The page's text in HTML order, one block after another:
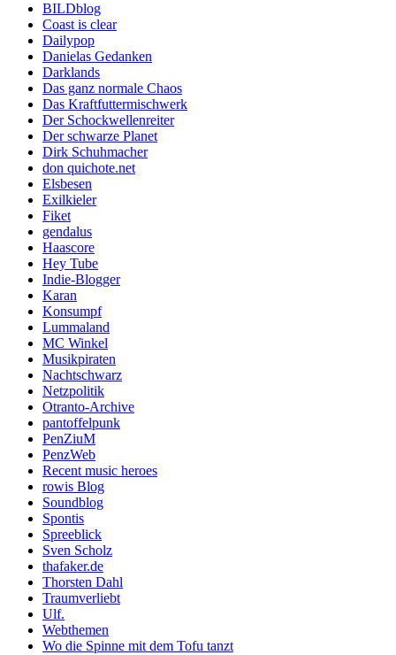
BILDblog
Coast is clear
Dailypop
Danielas Gedanken
Darklands
Das ganz normale Chaos
Das Kraftfuttermischwerk
Der Schockwellenreiter
Der schwarze Planet
Dirk Schuhmacher
don quichote.net
Elsbesen
Exilkieler
Fiket
gendalus
Haascore
Hey Tube
Indie-Blogger
Karan
Konsumpf
Lummaland
MC Winkel
Musikpiraten
Nachtschwarz
Netzpolitik
Otranto-Archive
pantoffelpunk
PenZiuM
PenzWeb
Recent music heroes
rowis Blog
Soundblog
Spontis
Spreeblick
Sven Scholz
thafaker.de
Thorsten Dahl
Traumverliebt
Ulf.
Webthemen
Wo die Spinne mit dem Tofu tanzt